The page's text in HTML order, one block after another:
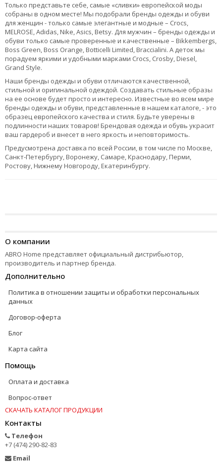
Только представьте себе, самые «сливки» европейской моды
собраны в одном месте! Мы подобрали бренды одежды и обуви
для женщин - только самые элегантные и модные – Crocs,
MELROSE, Adidas, Nike, Asics, Betsy. Для мужчин – бренды одежды и
обуви только самые проверенные и качественные – Bikkembergs,
Boss Green, Boss Orange, Botticelli Limited, Braccialini. А деток мы
порадуем яркими и удобными марками Crocs, Crosby, Diesel,
Grand Style.
Наши бренды одежды и обуви отличаются качественной,
стильной и оригинальной одеждой. Создавать стильные образы
на ее основе будет просто и интересно. Известные во всем мире
бренды одежды и обуви, представленные в нашем каталоге, - это
образец европейского качества и стиля. Будьте уверены в
подлинности наших товаров! Брендовая одежда и обувь украсит
ваш гардероб и внесет в него яркость и неповторимость.
Предусмотрена доставка по всей России, в том числе по Москве,
Санкт-Петербургу, Воронежу, Самаре, Краснодару, Перми,
Ростову, Нижнему Новгороду, Екатеринбургу.
О компании
ABRO Home представляет официальный дистрибьютор,
производитель и партнер бренда.
Дополнительно
Политика в отношении защиты и обработки персональных
данных
Договор-оферта
Блог
Карта сайта
Помощь
Оплата и доставка
Вопрос-ответ
СКАЧАТЬ КАТАЛОГ ПРОДУКЦИИ
Контакты
Телефон
+7 (474) 290-82-83
Email